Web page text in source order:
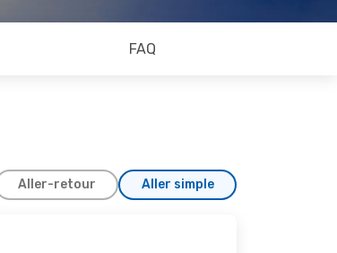
FAQ
Aller-retour Aller simple